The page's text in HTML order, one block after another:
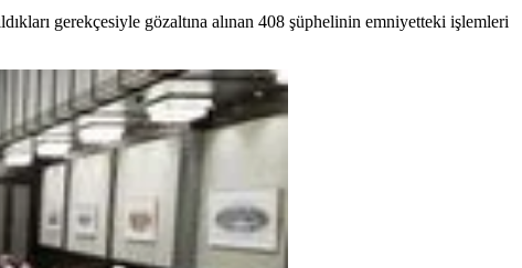
gerekçesiyle gözaltına alınan 408 şüphelinin emniyetteki işlemleri